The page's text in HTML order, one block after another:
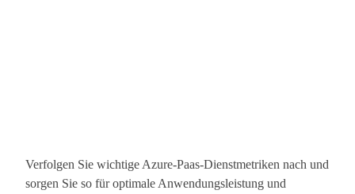
Verfolgen Sie wichtige Azure-Paas-Dienstmetriken nach und
sorgen Sie so für optimale Anwendungsleistung und